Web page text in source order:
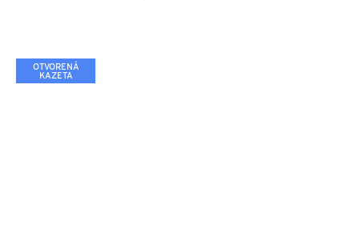
OTVORENÁ
KAZETA